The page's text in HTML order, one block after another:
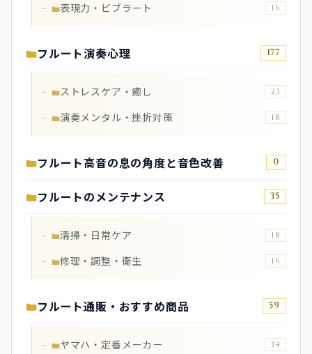
表現力・ビブラート 16
フルート演奏心理 177
ストレスケア・癒し 23
演奏メンタル・挫折対策 18
フルート高音の息の角度と音色改善 0
フルートのメンテナンス 35
清掃・日常ケア 18
修理・調整・衛生 16
フルート通販・おすすめ商品 59
ヤマハ・定番メーカー 34